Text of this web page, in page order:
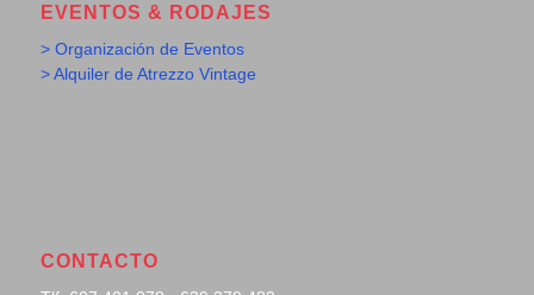
EVENTOS & RODAJES
> Organización de Eventos
> Alquiler de Atrezzo Vintage
CONTACTO